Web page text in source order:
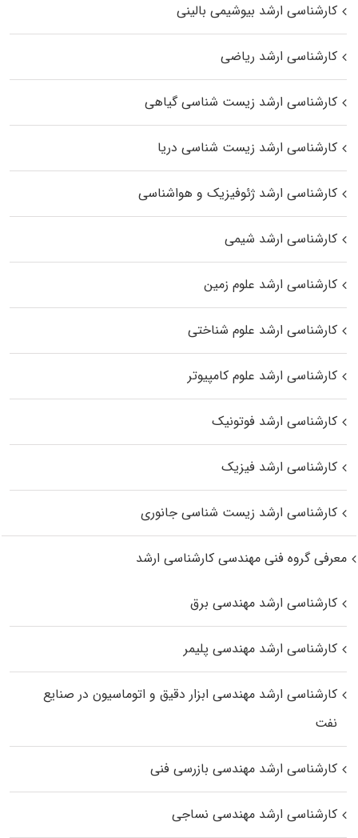
کارشناسی ارشد بیوشیمی بالینی
کارشناسی ارشد ریاضی
کارشناسی ارشد زیست‌ شناسی گیاهی
کارشناسی ارشد زیست‌ شناسی دریا
کارشناسی ارشد ژئوفیزیک و هواشناسی
کارشناسی ارشد شیمی
کارشناسی ارشد علوم زمین
کارشناسی ارشد علوم شناختی
کارشناسی ارشد علوم کامپیوتر
کارشناسی ارشد فوتونیک
کارشناسی ارشد فیزیک
کارشناسی ارشد زیست‌ شناسی جانوری
معرفی گروه فنی مهندسی کارشناسی ارشد
کارشناسی ارشد مهندسی برق
کارشناسی ارشد مهندسی پلیمر
کارشناسی ارشد مهندسی ابزار دقیق و اتوماسیون در صنایع
نفت
کارشناسی ارشد مهندسی بازرسی فنی
کارشناسی ارشد مهندسی نساجی